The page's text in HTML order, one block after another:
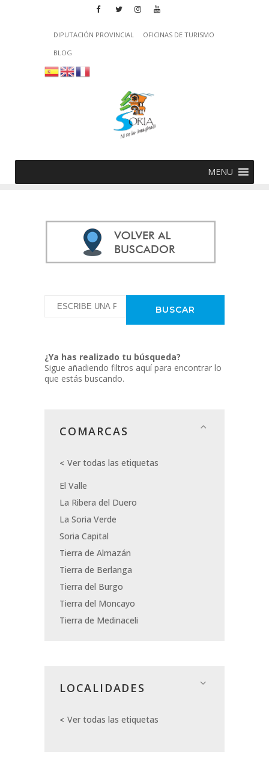
DIPUTACIÓN PROVINCIAL
OFICINAS DE TURISMO
BLOG
MENU
¿Ya has realizado tu búsqueda?
Sigue añadiendo filtros aquí para encontrar lo
que estás buscando.
COMARCAS
Ver todas las etiquetas
El Valle
La Ribera del Duero
La Soria Verde
Soria Capital
Tierra de Almazán
Tierra de Berlanga
Tierra del Burgo
Tierra del Moncayo
Tierra de Medinaceli
LOCALIDADES
Ver todas las etiquetas